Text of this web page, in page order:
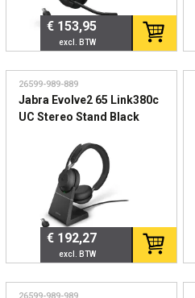
€ 153,95
26599-989-889
Jabra Evolve2 65 Link380c
UC Stereo Stand Black
Draadloze UC headset met
oplaadstandaard
€ 192,27